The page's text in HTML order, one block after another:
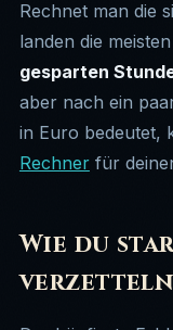
Rechnet man die
landen die
gesparten
aber nach ein
in Euro bedeutet,
Rechnerfür
Wie du
verzetteln